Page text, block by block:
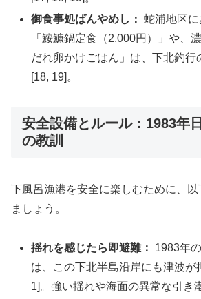
御食事処ばんやめし： 蛇浦地区
「鮟鱇鍋定食（2,000円）」や、
だれ卵かけごはん」は、下北釣行
[18, 19]。
安全設備とルール：1983年
の教訓
下風呂漁港を安全に楽しむために、
ましょう。
揺れを感じたら即避難：
1983年
は、この下北半島沿岸にも津波が
1]。強い揺れや海面の異常な引き